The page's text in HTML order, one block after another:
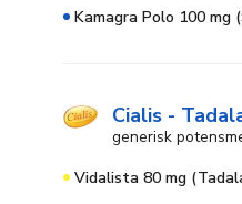
Kamagra Polo 100 mg
Cialis -
generisk
Vidalista 80 mg